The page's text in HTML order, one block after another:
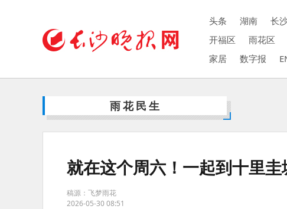
头条 湖南 长
开福区
雨花区
家居
数字报
雨花民生
就在这个周六！一起到十里
稿源：飞梦雨花
2026-05-30 08:51